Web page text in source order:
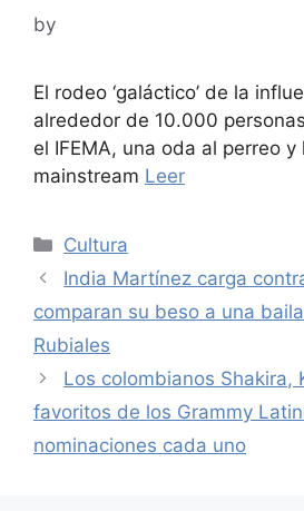
by
El rodeo ‘galáctico’ de la
alrededor de 10.000
el IFEMA, una oda al perreo y
mainstream Leer
Categories
Cultura
India Martínez carga
comparan su beso a una
Rubiales
Los colombianos Shakira,
favoritos de los Grammy
nominaciones cada uno